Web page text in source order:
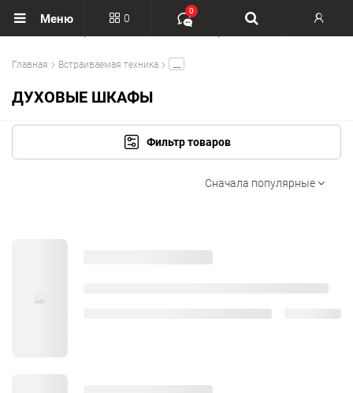
Меню 0
0
Главная Встраиваемая техника
ДУХОВЫЕ ШКАФЫ
Фильтр товаров
Сначала популярные